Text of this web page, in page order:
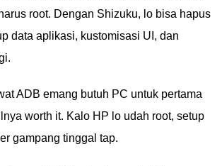
root. Dengan Shizuku, lo bisa hapus
data aplikasi, kustomisasi UI, dan
ADB emang butuh PC untuk pertama
worth it. Kalo HP lo udah root, setup
gampang tinggal tap.